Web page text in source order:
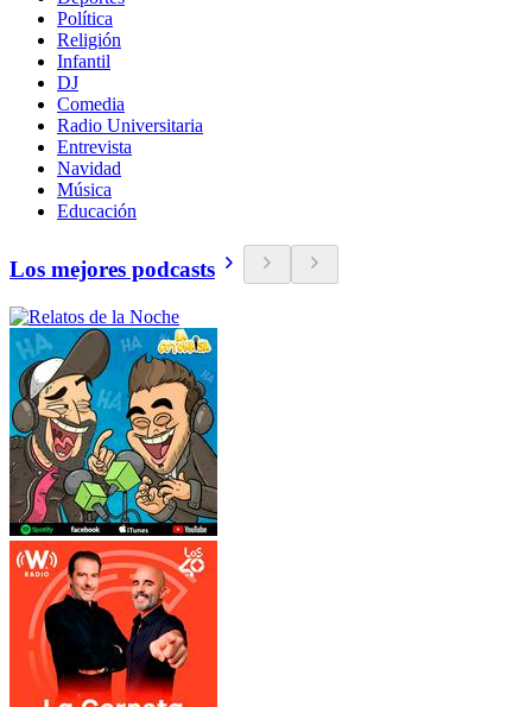
Política
Religión
Infantil
DJ
Comedia
Radio Universitaria
Entrevista
Navidad
Música
Educación
Los mejores podcasts